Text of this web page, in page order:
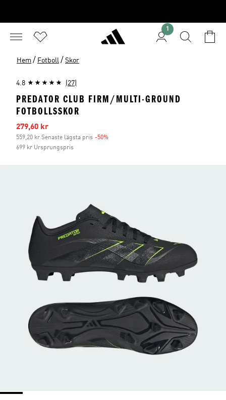
1
Hem / Fotboll / Skor
4.8 (27)
PREDATOR CLUB FIRM/MULTI-GROUND
FOTBOLLSSKOR
Reapris
279,60 kr
559,20 kr Senaste lägsta pris -50%
699 kr Ursprungspris